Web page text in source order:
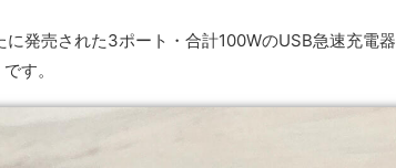
発売された3ポート・合計100WのUSB急速充電器
です。